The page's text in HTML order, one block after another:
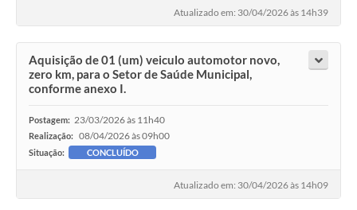
Atualizado em: 30/04/2026 às 14h39
Aquisição de 01 (um) veiculo automotor novo,
zero km, para o Setor de Saúde Municipal,
conforme anexo I.
Postagem: 23/03/2026 às 11h40
Realização: 08/04/2026 às 09h00
Situação: CONCLUÍDO
Atualizado em: 30/04/2026 às 14h09